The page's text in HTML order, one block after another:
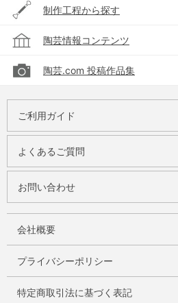
制作工程から探す
陶芸情報コンテンツ
陶芸.com 投稿作品集
ご利用ガイド
よくあるご質問
お問い合わせ
会社概要
プライバシーポリシー
特定商取引法に基づく表記